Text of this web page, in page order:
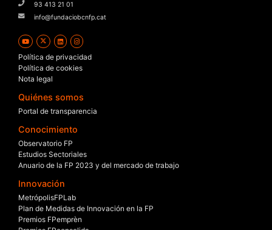
93 413 21 01
info@fundaciobcnfp.cat
Política de privacidad
Política de cookies
Nota legal
Quiénes somos
Portal de transparencia
Conocimiento
Observatorio FP
Estudios Sectoriales
Anuario de la FP 2023 y del mercado de trabajo
Innovación
MetrópolisFPLab
Plan de Medidas de Innovación en la FP
Premios FPemprèn